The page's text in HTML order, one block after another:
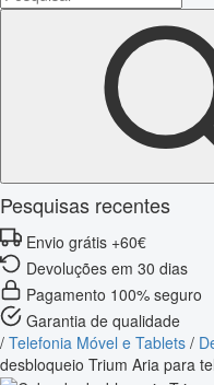
Pesquisas recentes
Envio grátis +60€
Devoluções em 30 dias
Pagamento 100% seguro
Garantia de qualidade
/ Telefonia Móvel e Tablets /
desbloqueio Trium Aria para